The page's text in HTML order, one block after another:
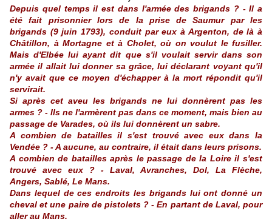
Depuis quel temps il est dans l'armée des brigands ? - Il a
été fait prisonnier lors de la prise de Saumur par les
brigands (9 juin 1793), conduit par eux à Argenton, de là à
Châtillon, à Mortagne et à Cholet, où on voulut le fusiller.
Mais d'Elbée lui ayant dit que s'il voulait servir dans son
armée il allait lui donner sa grâce, lui déclarant voyant qu'il
n'y avait que ce moyen d'échapper à la mort répondit qu'il
servirait.
Si après cet aveu les brigands ne lui donnèrent pas les
armes ? - Ils ne l'armèrent pas dans ce moment, mais bien au
passage de Varades, où ils lui donnèrent un sabre.
A combien de batailles il s'est trouvé avec eux dans la
Vendée ? - A aucune, au contraire, il était dans leurs prisons.
A combien de batailles après le passage de la Loire il s'est
trouvé avec eux ? - Laval, Avranches, Dol, La Flèche,
Angers, Sablé, Le Mans.
Dans lequel de ces endroits les brigands lui ont donné un
cheval et une paire de pistolets ? - En partant de Laval, pour
aller au Mans.